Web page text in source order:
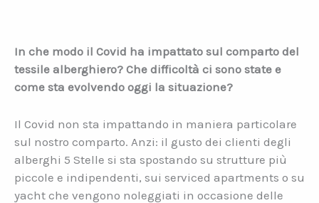
In che modo il Covid ha impattato sul comparto del
tessile alberghiero? Che difficoltà ci sono state e
come sta evolvendo oggi la situazione?
Il Covid non sta impattando in maniera particolare
sul nostro comparto. Anzi: il gusto dei clienti degli
alberghi 5 Stelle si sta spostando su strutture più
piccole e indipendenti, sui serviced apartments o su
yacht che vengono noleggiati in occasione delle